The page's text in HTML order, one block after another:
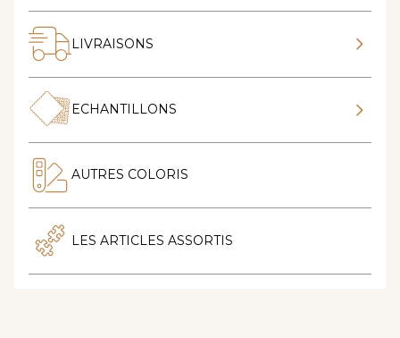
LIVRAISONS
ECHANTILLONS
AUTRES COLORIS
LES ARTICLES ASSORTIS